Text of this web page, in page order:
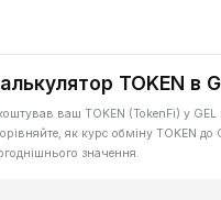
TOKEN в
ваш TOKEN (TokenFi) у
як курс обміну TOKEN до
значення.